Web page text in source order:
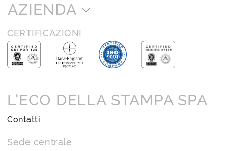
AZIENDA
CERTIFICAZIONI
L’ECO DELLA STAMPA SPA
Contatti
Sede centrale